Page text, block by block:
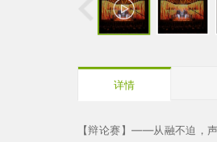
详情
【辩论赛】——从融不迫，